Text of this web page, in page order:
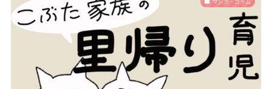
マンガ・コラム